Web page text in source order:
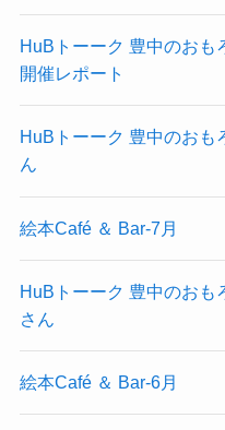
HuBトーーク 豊中のおも
開催レポート
HuBトーーク 豊中のおも
ん
絵本Café ＆ Bar-7月
HuBトーーク 豊中のおも
さん
絵本Café ＆ Bar-6月